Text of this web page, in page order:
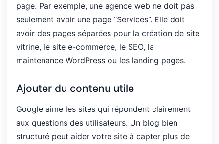
page. Par exemple, une agence web ne doit pas
seulement avoir une page “Services”. Elle doit
avoir des pages séparées pour la création de site
vitrine, le site e-commerce, le SEO, la
maintenance WordPress ou les landing pages.
Ajouter du contenu utile
Google aime les sites qui répondent clairement
aux questions des utilisateurs. Un blog bien
structuré peut aider votre site à capter plus de